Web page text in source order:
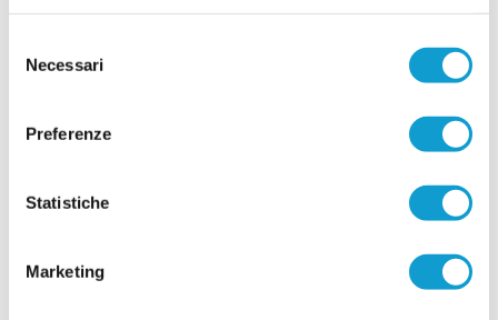
delNecessari
Preferenze
Statistiche
Marketing
presentazione dello scorso venerdì, si prepara
conferme, forte di un'annata chiusa con risultati
leggi
Vai all'edizione provinciale